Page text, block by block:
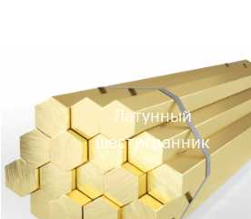
Латунный
шестигранник